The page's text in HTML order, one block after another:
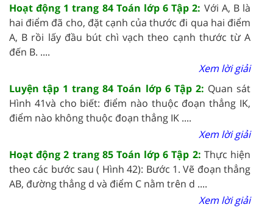
Hoạt động 1 trang 84 Toán lớp 6 Tập 2: Với A, B là
hai điểm đã cho, đặt cạnh của thước đi qua hai điểm
A, B rồi lấy đầu bút chì vạch theo cạnh thước từ A
đến B. ....
Xem lời giải
Luyện tập 1 trang 84 Toán lớp 6 Tập 2: Quan sát
Hình 41và cho biết: điểm nào thuộc đoạn thẳng IK,
điểm nào không thuộc đoạn thẳng IK ....
Xem lời giải
Hoạt động 2 trang 85 Toán lớp 6 Tập 2: Thực hiện
theo các bước sau ( Hình 42): Bước 1. Vẽ đoạn thẳng
AB, đường thẳng d và điểm C nằm trên d ....
Xem lời giải